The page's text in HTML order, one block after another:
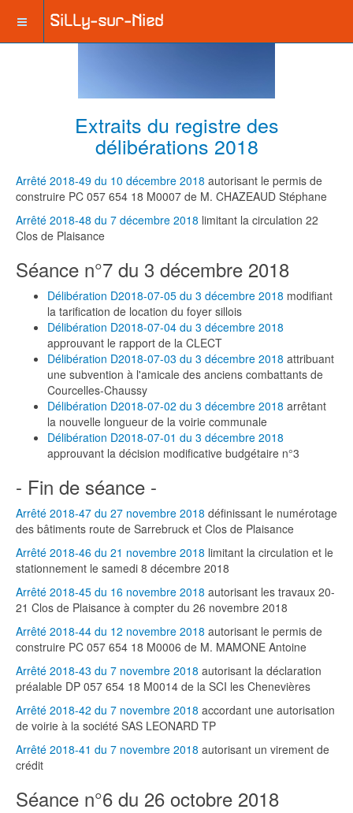
Extraits du registre des
délibérations 2018
Arrêté 2018-49 du 10 décembre 2018 autorisant le permis de
construire PC 057 654 18 M0007 de M. CHAZEAUD Stéphane
Arrêté 2018-48 du 7 décembre 2018 limitant la circulation 22
Clos de Plaisance
Séance n°7 du 3 décembre 2018
Délibération D2018-07-05 du 3 décembre 2018 modifiant
la tarification de location du foyer sillois
Délibération D2018-07-04 du 3 décembre 2018
approuvant le rapport de la CLECT
Délibération D2018-07-03 du 3 décembre 2018 attribuant
une subvention à l'amicale des anciens combattants de
Courcelles-Chaussy
Délibération D2018-07-02 du 3 décembre 2018 arrêtant
la nouvelle longueur de la voirie communale
Délibération D2018-07-01 du 3 décembre 2018
approuvant la décision modificative budgétaire n°3
- Fin de séance -
Arrêté 2018-47 du 27 novembre 2018 définissant le numérotage
des bâtiments route de Sarrebruck et Clos de Plaisance
Arrêté 2018-46 du 21 novembre 2018 limitant la circulation et le
stationnement le samedi 8 décembre 2018
Arrêté 2018-45 du 16 novembre 2018 autorisant les travaux 20-
21 Clos de Plaisance à compter du 26 novembre 2018
Arrêté 2018-44 du 12 novembre 2018 autorisant le permis de
construire PC 057 654 18 M0006 de M. MAMONE Antoine
Arrêté 2018-43 du 7 novembre 2018 autorisant la déclaration
préalable DP 057 654 18 M0014 de la SCI les Chenevières
Arrêté 2018-42 du 7 novembre 2018 accordant une autorisation
de voirie à la société SAS LEONARD TP
Arrêté 2018-41 du 7 novembre 2018 autorisant un virement de
crédit
Séance n°6 du 26 octobre 2018